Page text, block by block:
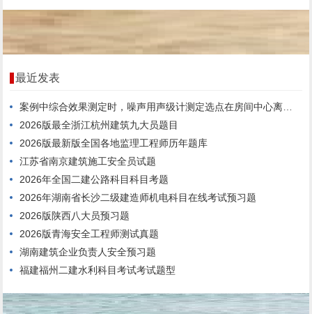
最近发表
案例中综合效果测定时，噪声用声级计测定选点在房间中心离地面高度1.6m处。
2026版最全浙江杭州建筑九大员题目
2026版最新版全国各地监理工程师历年题库
江苏省南京建筑施工安全员试题
2026年全国二建公路科目科目考题
2026年湖南省长沙二级建造师机电科目在线考试预习题
2026版陕西八大员预习题
2026版青海安全工程师测试真题
湖南建筑企业负责人安全预习题
福建福州二建水利科目考试考试题型